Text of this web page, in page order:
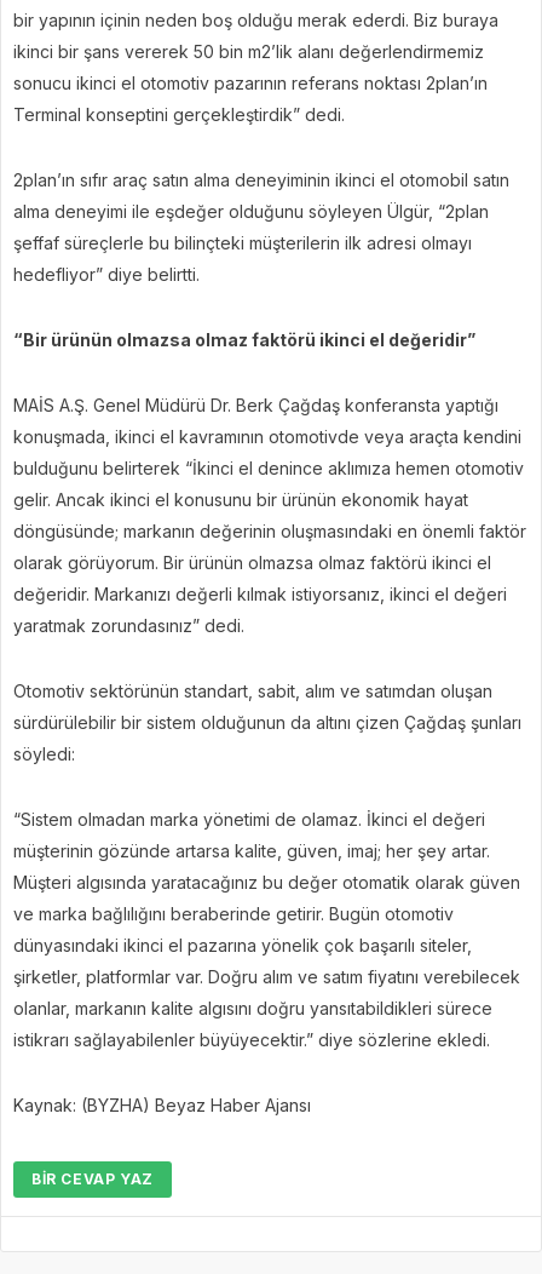
bir yapının içinin neden boş olduğu merak ederdi. Biz buraya
ikinci bir şans vererek 50 bin m2’lik alanı değerlendirmemiz
sonucu ikinci el otomotiv pazarının referans noktası 2plan’ın
Terminal konseptini gerçekleştirdik” dedi.
2plan’ın sıfır araç satın alma deneyiminin ikinci el otomobil satın
alma deneyimi ile eşdeğer olduğunu söyleyen Ülgür, “2plan
şeffaf süreçlerle bu bilinçteki müşterilerin ilk adresi olmayı
hedefliyor” diye belirtti.
“Bir ürünün olmazsa olmaz faktörü ikinci el değeridir”
MAİS A.Ş. Genel Müdürü Dr. Berk Çağdaş konferansta yaptığı
konuşmada, ikinci el kavramının otomotivde veya araçta kendini
bulduğunu belirterek “İkinci el denince aklımıza hemen otomotiv
gelir. Ancak ikinci el konusunu bir ürünün ekonomik hayat
döngüsünde; markanın değerinin oluşmasındaki en önemli faktör
olarak görüyorum. Bir ürünün olmazsa olmaz faktörü ikinci el
değeridir. Markanızı değerli kılmak istiyorsanız, ikinci el değeri
yaratmak zorundasınız” dedi.
Otomotiv sektörünün standart, sabit, alım ve satımdan oluşan
sürdürülebilir bir sistem olduğunun da altını çizen Çağdaş şunları
söyledi:
“Sistem olmadan marka yönetimi de olamaz. İkinci el değeri
müşterinin gözünde artarsa kalite, güven, imaj; her şey artar.
Müşteri algısında yaratacağınız bu değer otomatik olarak güven
ve marka bağlılığını beraberinde getirir. Bugün otomotiv
dünyasındaki ikinci el pazarına yönelik çok başarılı siteler,
şirketler, platformlar var. Doğru alım ve satım fiyatını verebilecek
olanlar, markanın kalite algısını doğru yansıtabildikleri sürece
istikrarı sağlayabilenler büyüyecektir.” diye sözlerine ekledi.
Kaynak: (BYZHA) Beyaz Haber Ajansı
BIR CEVAP YAZ